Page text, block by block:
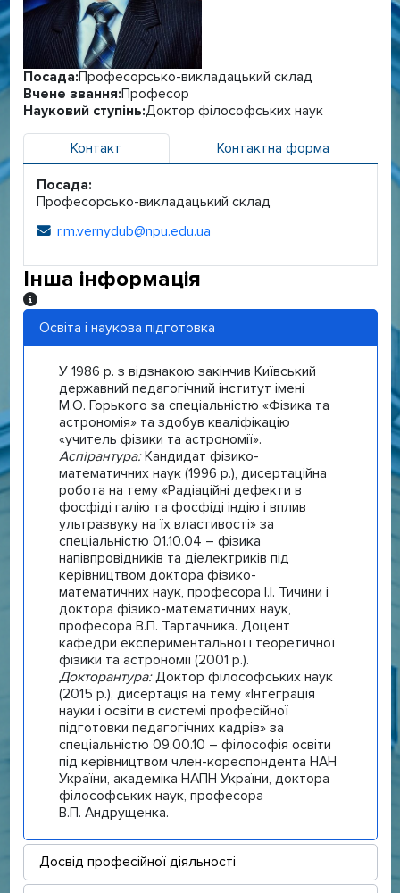
Посада:Професорсько-викладацький склад
Вчене звання:Професор
Науковий ступінь:Доктор філософських наук
Контакт Контактна форма
Посада:
Професорсько-викладацький склад
Електронна адреса:
r.m.vernydub@npu.edu.ua
Інша інформація
Інша інформація
Освіта і наукова підготовка
У 1986 р. з відзнакою закінчив Київський
державний педагогічний інститут імені
М.О. Горького за спеціальністю «Фізика та
астрономія» та здобув кваліфікацію
«учитель фізики та астрономії».
Аспірантура:Кандидат фізико-
математичних наук (1996 р.), дисертаційна
робота на тему «Радіаційні дефекти в
фосфіді галію та фосфіді індію і вплив
ультразвуку на їх властивості» за
спеціальністю 01.10.04 – фізика
напівпровідників та діелектриків під
керівництвом доктора фізико-
математичних наук, професора І.І. Тичини і
доктора фізико-математичних наук,
професора В.П. Тартачника. Доцент
кафедри експериментальної і теоретичної
фізики та астрономії (2001 р.).
Докторантура:Доктор філософських наук
(2015 р.), дисертація на тему «Інтеграція
науки і освіти в системі професійної
підготовки педагогічних кадрів» за
спеціальністю 09.00.10 – філософія освіти
під керівництвом член-кореспондента НАН
України, академіка НАПН України, доктора
філософських наук, професора
В.П. Андрущенка.
Досвід професійної діяльності